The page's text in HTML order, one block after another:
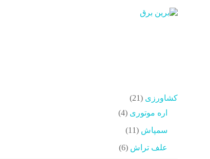
برین
کشاورزی 21
21
محصولات اره موتوری 4
4
سمپاش 11
11
علف تراش 6
6